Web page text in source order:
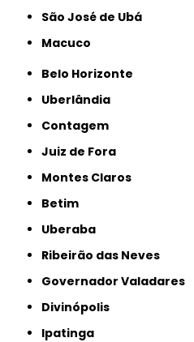
São José de Ubá
Macuco
Belo Horizonte
Uberlândia
Contagem
Juiz de Fora
Montes Claros
Betim
Uberaba
Ribeirão das Neves
Governador Valadares
Divinópolis
Ipatinga